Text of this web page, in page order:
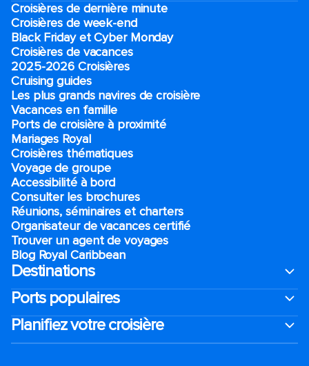
Croisières de dernière minute
Croisières de week-end
Black Friday et Cyber Monday
Croisières de vacances
2025-2026 Croisières
Cruising guides
Les plus grands navires de croisière
Vacances en famille
Ports de croisière à proximité
Mariages Royal
Croisières thématiques
Voyage de groupe​
Accessibilité à bord​
Consulter les brochures
Réunions, séminaires et charters
Organisateur de vacances certifié
Trouver un agent de voyages
Blog Royal Caribbean
Destinations
Ports populaires
Planifiez votre croisière